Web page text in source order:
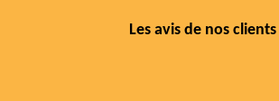
Les avis de nos clients